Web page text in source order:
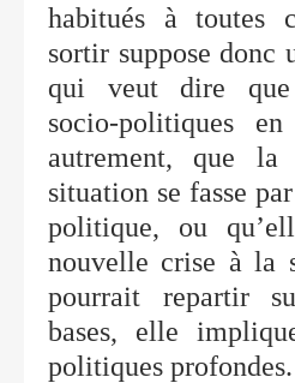
habitués à toutes
sortir suppose donc
qui veut dire que
socio-politiques
autrement, que
situation se fasse
politique, ou
nouvelle crise à la
pourrait repartir
bases, elle
politiques profondes.